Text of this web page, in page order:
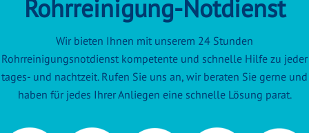
Rohrreinigung-Notdienst
Wir bieten Ihnen mit unserem 24 Stunden
Rohrreinigungsnotdienst kompetente und schnelle Hilfe zu jeder
tages- und nachtzeit. Rufen Sie uns an, wir beraten Sie gerne und
haben für jedes Ihrer Anliegen eine schnelle Lösung parat.